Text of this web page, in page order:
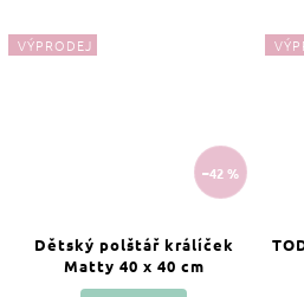
VÝPRODEJ
–42 %
Dětský polštář králíček
Matty 40 x 40 cm